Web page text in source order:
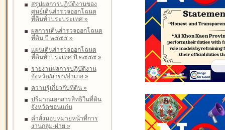
สรุปผลการปฏิบัติงานของ
ศูนย์เดินสำรวจออกโฉนด
ที่ดินทั่วประประเทศ »
ผลการเดินสำรวจออกโฉนด
ที่ดิน ปี ๒๕๕๕ »
แผนเดินสำรวจออกโฉนด
ที่ดินทั่วประเทศ ปี ๒๕๕๕ »
รายงานผลการปฏิบัติงาน
จังหวัด/สาขา/อำเภอ »
ความรู้เกี่ยวกับที่ดิน »
ปริมาณเอกสารสิทธิในที่ดิน
จังหวัดขอนแก่น
คำสั่งมอบหมายหน้าที่การ
งานกลุ่ม-ฝ่าย »